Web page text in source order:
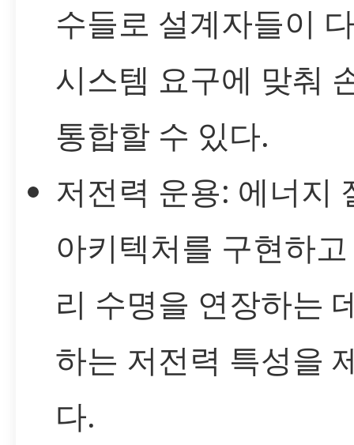
수들로 설계자들이
시스템 요구에 맞춰
통합할 수 있다.
저전력 운용: 에너지
아키텍처를 구현하
리 수명을 연장하는
하는 저전력 특성을
다.